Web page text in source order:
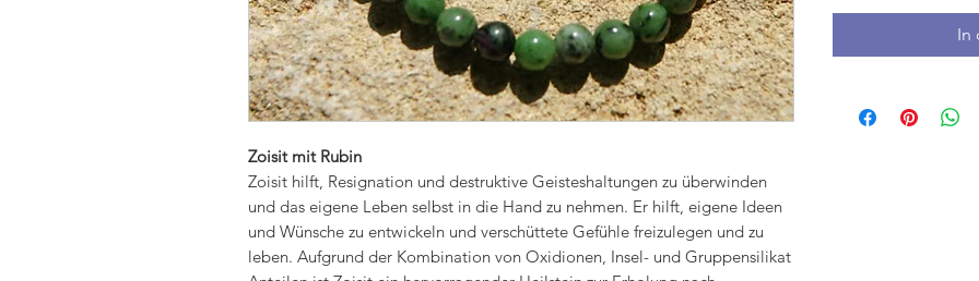
Zoisit mit Rubin
Zoisit hilft, Resignation und destruktive Geisteshaltungen zu überwinden
und das eigene Leben selbst in die Hand zu nehmen. Er hilft, eigene Ideen
und Wünsche zu entwickeln und verschüttete Gefühle freizulegen und zu
leben. Aufgrund der Kombination von Oxidionen, Insel- und Gruppensilikat
In